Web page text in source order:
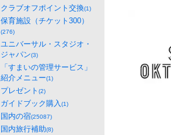
クラブオフポイント交換(1)
保育施設（チケット300）
(276)
ユニバーサル・スタジオ・
ジャパン(3)
「すまいの管理サービス」
紹介メニュー(1)
プレゼント (2)
ガイドブック購入(1)
国内の宿(25087)
国内旅行補助(8)